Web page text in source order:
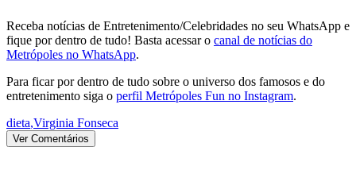
Receba notícias de Entretenimento/Celebridades no seu WhatsApp e
fique por dentro de tudo! Basta acessar o canal de notícias do
Metrópoles no WhatsApp.
Para ficar por dentro de tudo sobre o universo dos famosos e do
entretenimento siga o perfil Metrópoles Fun no Instagram.
dieta,Virginia Fonseca
Ver Comentários